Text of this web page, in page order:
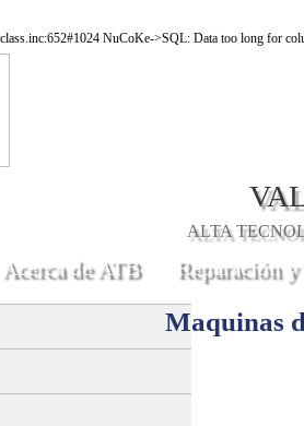
NuCoKe->SQL: Data too long for
ALTA
Acerca de ATB Reparación
Maquinas